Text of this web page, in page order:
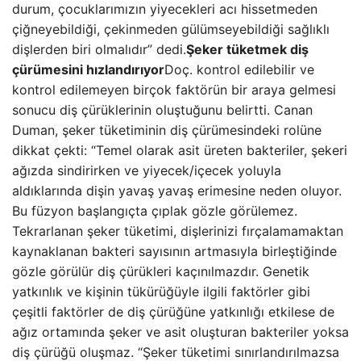
durum, çocuklarımızın yiyecekleri acı hissetmeden
çiğneyebildiği, çekinmeden gülümseyebildiği sağlıklı
dişlerden biri olmalıdır” dedi.Şeker tüketmek diş
çürümesini hızlandırıyorDoç. kontrol edilebilir ve
kontrol edilemeyen birçok faktörün bir araya gelmesi
sonucu diş çürüklerinin oluştuğunu belirtti. Canan
Duman, şeker tüketiminin diş çürümesindeki rolüne
dikkat çekti: “Temel olarak asit üreten bakteriler, şekeri
ağızda sindirirken ve yiyecek/içecek yoluyla
aldıklarında dişin yavaş yavaş erimesine neden oluyor.
Bu füzyon başlangıçta çıplak gözle görülemez.
Tekrarlanan şeker tüketimi, dişlerinizi fırçalamamaktan
kaynaklanan bakteri sayısının artmasıyla birleştiğinde
gözle görülür diş çürükleri kaçınılmazdır. Genetik
yatkınlık ve kişinin tükürüğüyle ilgili faktörler gibi
çeşitli faktörler de diş çürüğüne yatkınlığı etkilese de
ağız ortamında şeker ve asit oluşturan bakteriler yoksa
diş çürüğü oluşmaz. “Şeker tüketimi sınırlandırılmazsa